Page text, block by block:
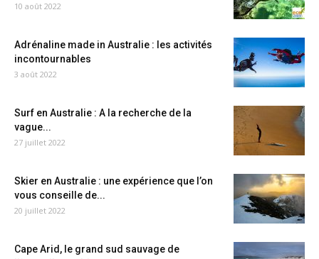
10 août 2022
Adrénaline made in Australie : les activités
incontournables
3 août 2022
Surf en Australie : A la recherche de la
vague...
27 juillet 2022
Skier en Australie : une expérience que l’on
vous conseille de...
20 juillet 2022
Cape Arid, le grand sud sauvage de